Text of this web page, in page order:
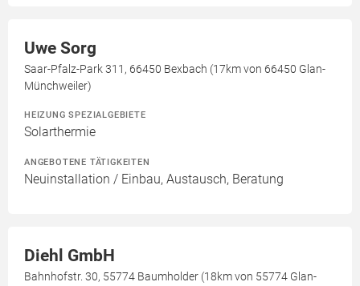
Uwe Sorg
Saar-Pfalz-Park 311, 66450 Bexbach (17km von 66450 Glan-
Münchweiler)
HEIZUNG SPEZIALGEBIETE
Solarthermie
ANGEBOTENE TÄTIGKEITEN
Neuinstallation / Einbau, Austausch, Beratung
Diehl GmbH
Bahnhofstr. 30, 55774 Baumholder (18km von 55774 Glan-